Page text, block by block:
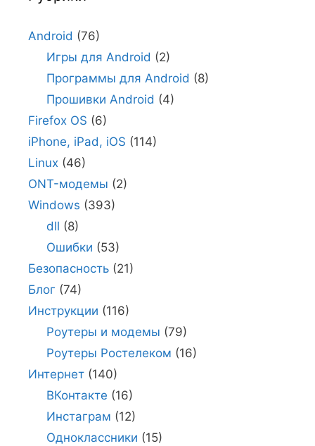
Android (76)
Игры для Android (2)
Программы для Android (8)
Прошивки Android (4)
Firefox OS (6)
iPhone, iPad, iOS (114)
Linux (46)
ONT-модемы (2)
Windows (393)
dll (8)
Ошибки (53)
Безопасность (21)
Блог (74)
Инструкции (116)
Роутеры и модемы (79)
Роутеры Ростелеком (16)
Интернет (140)
ВКонтакте (16)
Инстаграм (12)
Одноклассники (15)